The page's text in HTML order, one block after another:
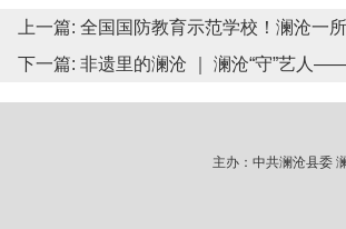
上一篇: 全国国防教育示范学校！澜沧一
下一篇: 非遗里的澜沧 ｜ 澜沧“守”艺人
主办：中共澜沧县委